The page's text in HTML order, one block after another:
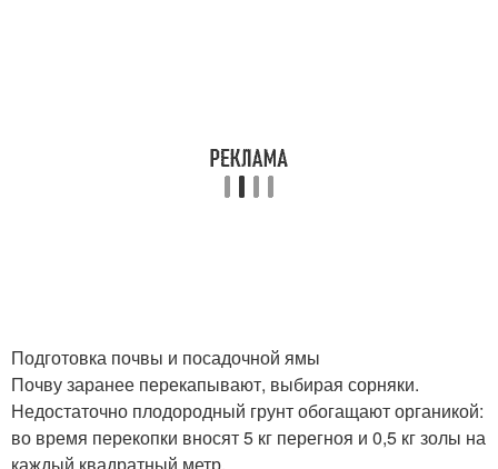
Подготовка почвы и посадочной ямы
Почву заранее перекапывают, выбирая сорняки.
Недостаточно плодородный грунт обогащают органикой:
во время перекопки вносят 5 кг перегноя и 0,5 кг золы на